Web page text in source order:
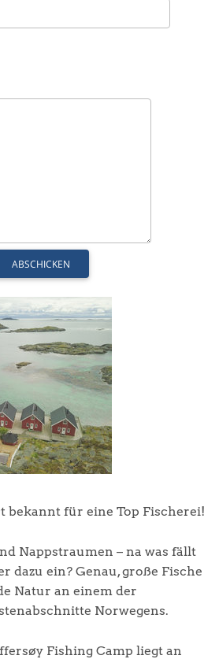
bekannt für eine Top Fischerei!
Nappstraumen – na was fällt
dazu ein? Genau, große Fische
Natur an einem der
Norwegens.
Fishing Camp liegt an